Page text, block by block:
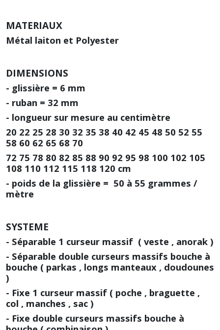
MATERIAUX
Métal laiton et Polyester
DIMENSIONS
- glissière = 6 mm
- ruban = 32 mm
- longueur sur mesure au centimètre
20 22 25 28 30 32 35 38 40 42 45 48 50 52 55
58 60 62 65 68 70
72 75 78 80 82 85 88 90 92 95 98 100 102 105
108 110 112 115 118 120 cm
- poids de la glissière = 50 à 55 grammes /
mètre
SYSTEME
- Séparable 1 curseur massif ( veste , anorak )
- Séparable double curseurs massifs bouche à
bouche ( parkas , longs manteaux , doudounes
)
- Fixe 1 curseur massif ( poche , braguette ,
col , manches , sac )
- Fixe double curseurs massifs bouche à